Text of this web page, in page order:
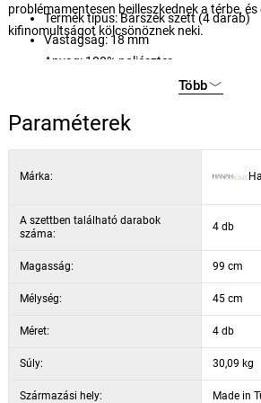
problémamentesen beilleszkednek a térbe,
kifinomultságot kölcsönöznek neki.
Termék típus: Bárszék szett (4 darab)
Vastagság: 18 mm
Anyag: 100% poliészter
Mélység: 45 cm (4 darab)
Ülés szélessége: 46 cm
Szín: szürke és fekete
Több
Paraméterek
Márka:
A szettben található darabok
száma:
4 db
Magasság: 99 cm
Mélység: 45 cm
Méret: 4 db
Súly: 30,09 kg
Származási hely: Made in